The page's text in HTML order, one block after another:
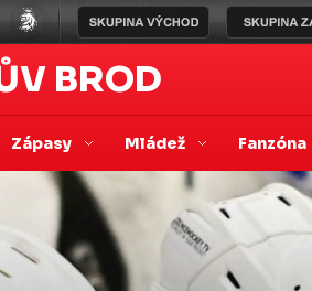
BROD
Zápasy Mládež Fanzóna